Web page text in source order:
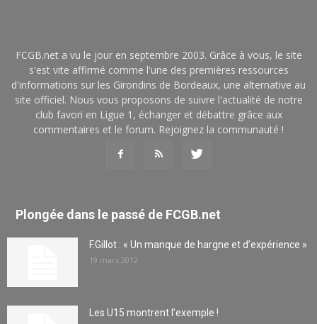
FCGB.net a vu le jour en septembre 2003. Grâce à vous, le site
s'est vite affirmé comme l'une des premières ressources
d'informations sur les Girondins de Bordeaux, une alternative au
site officiel. Nous vous proposons de suivre l'actualité de notre
club favori en Ligue 1, échanger et débattre grâce aux
commentaires et le forum. Rejoignez la communauté !
Plongée dans le passé de FCGB.net
F.Gillot : « Un manque de hargne et d’expérience »
19 mars 2012
Les U15 montrent l’exemple !